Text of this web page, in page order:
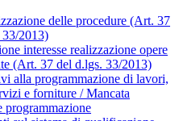
delle procedure (Art. 37
2013)
interesse realizzazione opere
(Art. 37 del d.lgs. 33/2013)
alla programmazione di lavori,
e forniture / Mancata
programmazione